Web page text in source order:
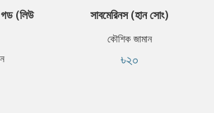
(লিউ
সাবমেরিনস (হান সোং)
কৌশিক জামান
৳২০